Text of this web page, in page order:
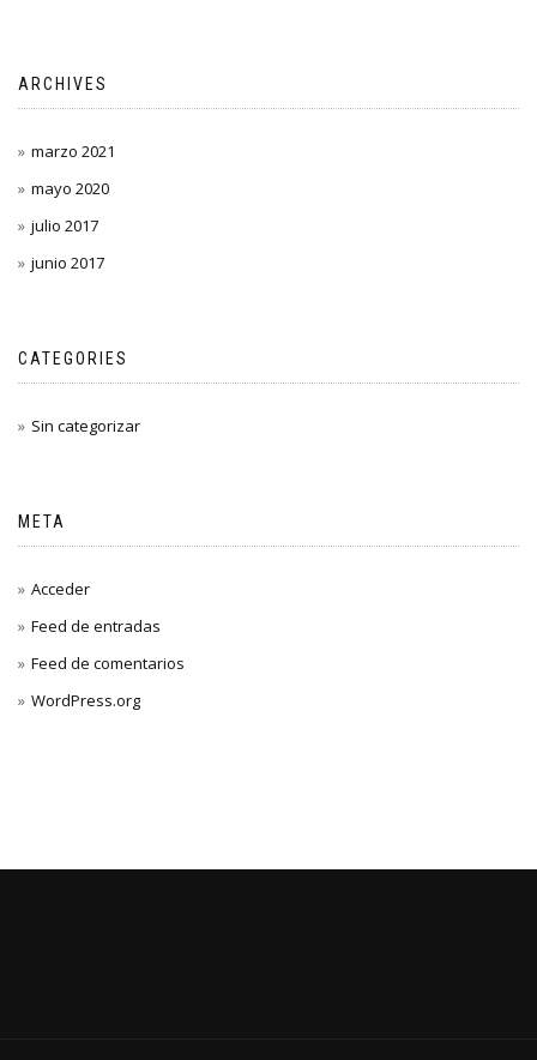
ARCHIVES
marzo 2021
mayo 2020
julio 2017
junio 2017
CATEGORIES
Sin categorizar
META
Acceder
Feed de entradas
Feed de comentarios
WordPress.org